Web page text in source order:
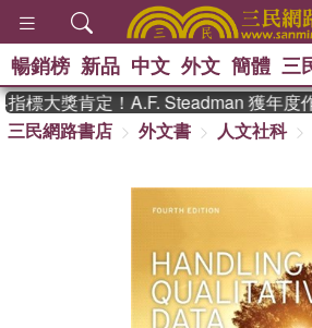
熱搜： 東野圭
獎 臺灣漫遊錄
偉大的迷走神
暢銷榜 新品 中文 外文 簡體 三
標大獎肯定！A.F. Steadman 獲年度
三民網路書店
外文書 人文社科